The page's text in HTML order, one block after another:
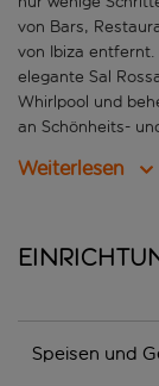
von Bars,
von Ibiza
elegante Sal
Whirlpool und
an Schönheits-
Weiterlesen
Speisen und